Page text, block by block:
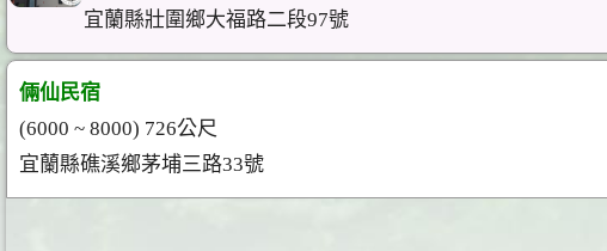
宜蘭縣壯圍鄉大福路二段97號
倆仙民宿
(6000 ~ 8000) 726公尺
宜蘭縣礁溪鄉茅埔三路33號